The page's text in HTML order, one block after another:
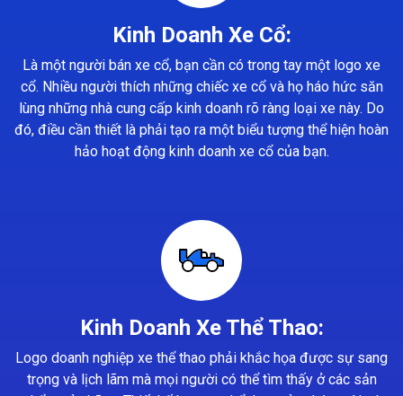
Kinh Doanh Xe Cổ:
Là một người bán xe cổ, bạn cần có trong tay một logo xe
cổ. Nhiều người thích những chiếc xe cổ và họ háo hức săn
lùng những nhà cung cấp kinh doanh rõ ràng loại xe này. Do
đó, điều cần thiết là phải tạo ra một biểu tượng thể hiện hoàn
hảo hoạt động kinh doanh xe cổ của bạn.
Kinh Doanh Xe Thể Thao:
Logo doanh nghiệp xe thể thao phải khắc họa được sự sang
trọng và lịch lãm mà mọi người có thể tìm thấy ở các sản